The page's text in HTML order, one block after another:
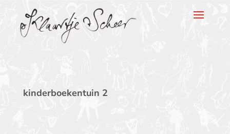
Klaartje Scheer
kinderboekentuin 2